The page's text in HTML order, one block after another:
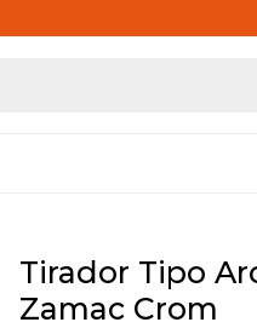
Tirador Tipo
Zamac Crom